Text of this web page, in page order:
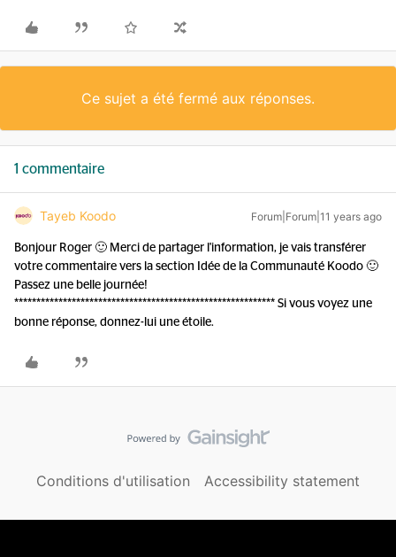
Ce sujet a été fermé aux réponses.
1 commentaire
Tayeb Koodo Forum|Forum|11 years ago
Bonjour Roger 🙂 Merci de partager l'information, je vais transférer
votre commentaire vers la section Idée de la Communauté Koodo 🙂
Passez une belle journée!
*********************************************************** Si vous voyez une
bonne réponse, donnez-lui une étoile.
Conditions d'utilisation Accessibility statement